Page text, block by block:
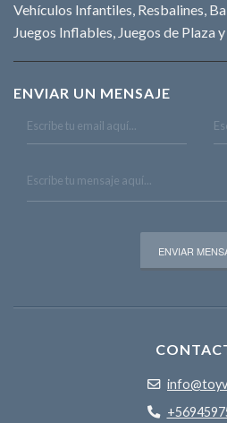
Vehículos Infantiles, Resbalines,
Juegos Inflables, Juegos de Plaza y
ENVIAR UN MENSAJE